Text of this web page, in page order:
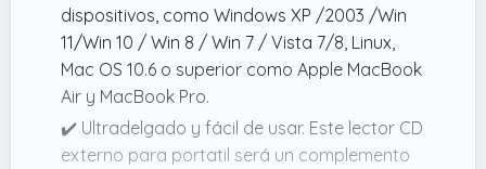
dispositivos, como Windows XP /2003 /Win
11/Win 10 / Win 8 / Win 7 / Vista 7/8, Linux,
Mac OS 10.6 o superior como Apple MacBook
Air y MacBook Pro.
✔️ Ultradelgado y fácil de usar. Este lector CD
externo para portatil será un complemento